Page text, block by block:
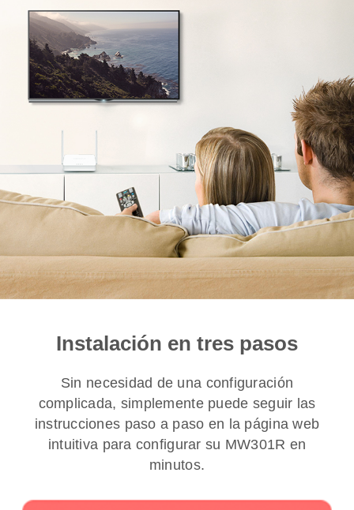
Instalación en tres pasos
Sin necesidad de una configuración
complicada, simplemente puede seguir las
instrucciones paso a paso en la página web
intuitiva para configurar su MW301R en
minutos.